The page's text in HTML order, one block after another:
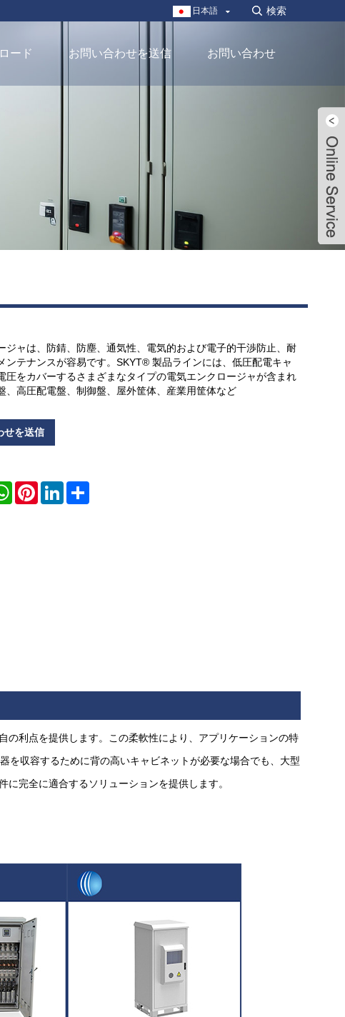
日本語
ード お問い合わせを送信 お問い合わせ
ジャは、防錆、防塵、通気性、電気的および電子的干渉防止、耐
ンテナンスが容易です。SKYT® 製品ラインには、低圧配電キャ
圧をカバーするさまざまなタイプの電気エンクロージャが含まれ
、高圧配電盤、制御盤、屋外筐体、産業用筐体など
せを送信
WhatsAppPinterestLinkedIn
利点を提供します。この柔軟性により、アプリケーションの特
を収容するために背の高いキャビネットが必要な場合でも、大型
完全に適合するソリューションを提供します。